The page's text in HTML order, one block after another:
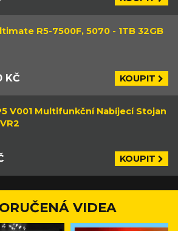
R5-7500F, 5070 - 1TB 32GB
KČ KOUPIT
V001 Multifunkční Nabíjecí Stojan
KOUPIT
VIDEA